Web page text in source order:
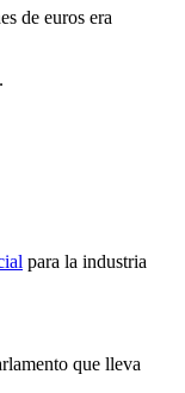
de euros era
para la industria
que lleva